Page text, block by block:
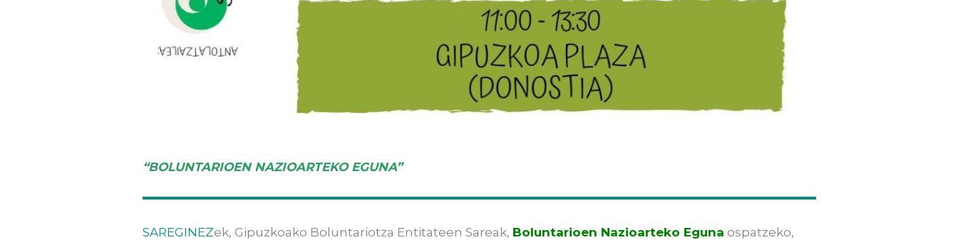
“BOLUNTARIOEN NAZIOARTEKO EGUNA”
SAREGINEZek, Gipuzkoako Boluntariotza Entitateen Sareak, Boluntarioen Nazioarteko Eguna ospatzeko,